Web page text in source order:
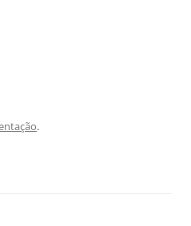
.